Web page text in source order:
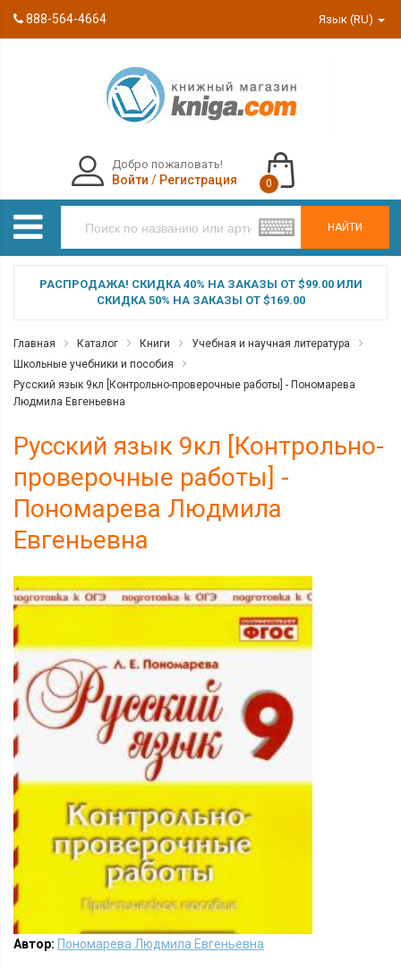
888-564-4664 Язык (RU)
НАЙТИ
Добро пожаловать!
Войти / Регистрация 0
РАСПРОДАЖА! СКИДКА 40% НА ЗАКАЗЫ ОТ $99.00 ИЛИ
СКИДКА 50% НА ЗАКАЗЫ ОТ $169.00
Главная Каталог Книги
Учебная и научная литература
Школьные учебники и пособия
Русский язык 9кл [Контрольно-проверочные работы] - Пономарева
Людмила Евгеньевна
Русский язык 9кл [Контрольно-
проверочные работы] -
Пономарева Людмила
Евгеньевна
Автор: Пономарева Людмила Евгеньевна